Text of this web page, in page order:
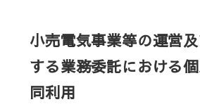
小売電気事業等の運営
する業務委託における
同利用